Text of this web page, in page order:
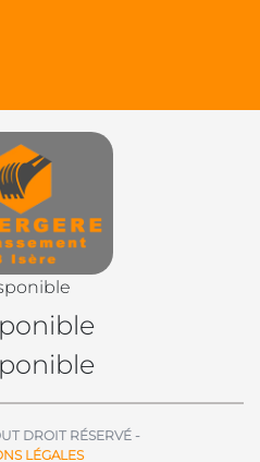
DROIT RÉSERVÉ -
LÉGALES